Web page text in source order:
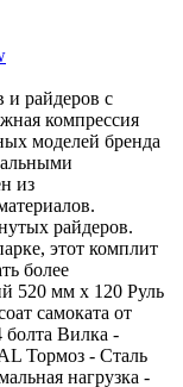
райдеров с
компрессия
моделей бренда
из
райдеров.
этот комплит
более
520 мм х 120 Руль
самоката от
Вилка -
Тормоз - Сталь
нагрузка -